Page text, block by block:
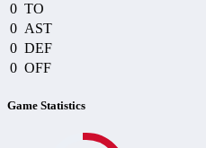
0 TO
0 AST
0 DEF
0 OFF
Game Statistics